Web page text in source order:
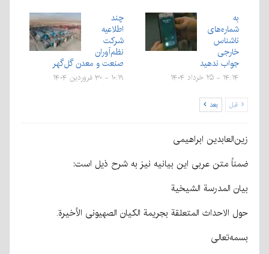
به
شماره‌های
ناشناس
خارجی
جواب ندهید
۱۴:۱۴ - ۲۵ خرداد ۱۴۰۴
چند
اطلاعیه
شرکت
نظم‌آوران
صنعت و معدن گل‌گهر
۱۰:۱۹ - ۳۰ فروردین ۱۴۰۴
قبل بعد
زین‌العابدین ابراهیمی
ضمناً متن عربی این بیانیه نیز به شرح ذیل است:
بیان المدرسة الشیخیة
حول الاحداث المتعلقة بجریمة الکیان الصهیونی الأخیرة.
بسمه‌تعالی